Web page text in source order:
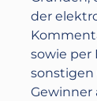
der
sowie per
Gewinner